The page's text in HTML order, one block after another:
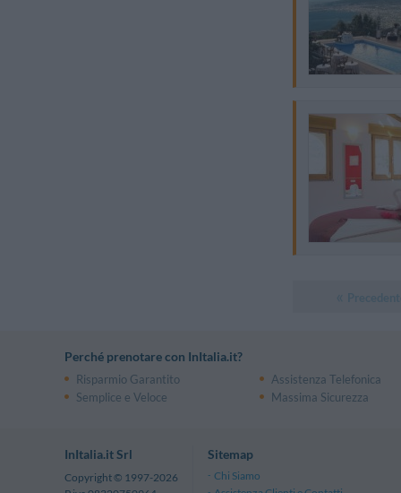
Perché prenotare con InItalia.it?
Risparmio Garantito Assistenza Telefonica
Semplice e Veloce
Massima Sicurezza
InItalia.it Srl
Copyright © 1997-2026
Sitemap
Chi Siamo